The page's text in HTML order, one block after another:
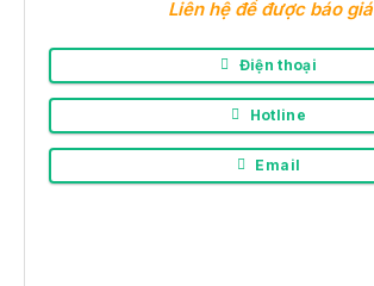
Liên hệ để được báo giá
Điện thoại
Hotline
Email